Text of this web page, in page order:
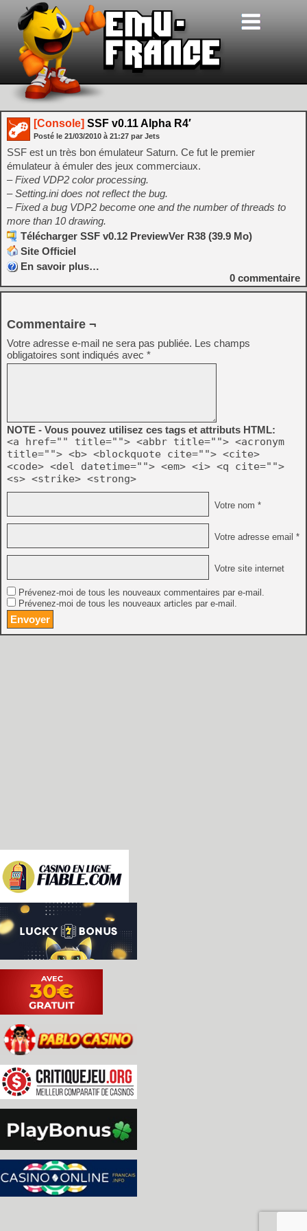
[Console] SSF v0.11 Alpha R4′
Posté le 21/03/2010 à 21:27 par Jets
SSF est un très bon émulateur Saturn. Ce fut le premier
émulateur à émuler des jeux commerciaux.
– Fixed VDP2 color processing.
– Setting.ini does not reflect the bug.
– Fixed a bug VDP2 become one and the number of threads to
more than 10 drawing.
Télécharger SSF v0.12 PreviewVer R38 (39.9 Mo)
Site Officiel
En savoir plus…
0 commentaire
Commentaire ¬
Votre adresse e-mail ne sera pas publiée. Les champs
obligatoires sont indiqués avec *
NOTE - Vous pouvez utilisez ces tags et attributs HTML:
<a href="" title=""> <abbr title=""> <acronym
title=""> <b> <blockquote cite=""> <cite>
<code> <del datetime=""> <em> <i> <q cite="">
<s> <strike> <strong>
Votre nom *
Votre adresse email *
Votre site internet
Prévenez-moi de tous les nouveaux commentaires par e-mail.
Prévenez-moi de tous les nouveaux articles par e-mail.